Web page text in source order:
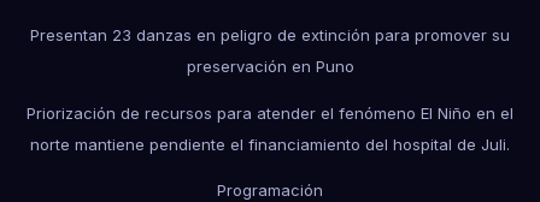
Presentan 23 danzas en peligro de extinción para promover su
preservación en Puno
Priorización de recursos para atender el fenómeno El Niño en el
norte mantiene pendiente el financiamiento del hospital de Juli.
Programación